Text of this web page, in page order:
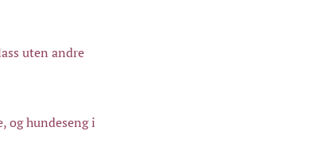
uten andre
og hundeseng i